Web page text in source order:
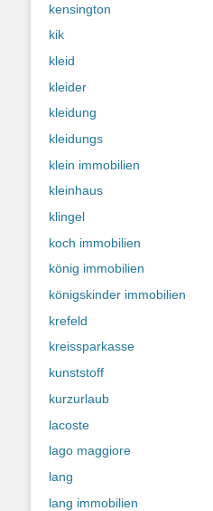
kensington
kik
kleid
kleider
kleidung
kleidungs
klein immobilien
kleinhaus
klingel
koch immobilien
könig immobilien
königskinder immobilien
krefeld
kreissparkasse
kunststoff
kurzurlaub
lacoste
lago maggiore
lang
lang immobilien